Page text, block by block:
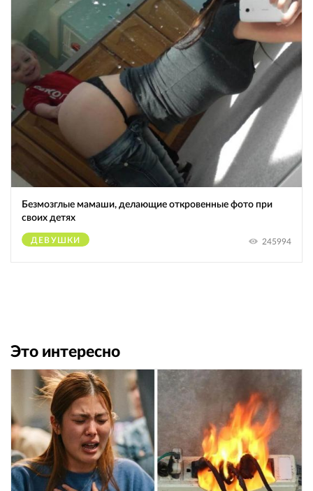
Безмозглые мамаши, делающие откровенные фото при
своих детях
ДЕВУШКИ 245994
Это интересно